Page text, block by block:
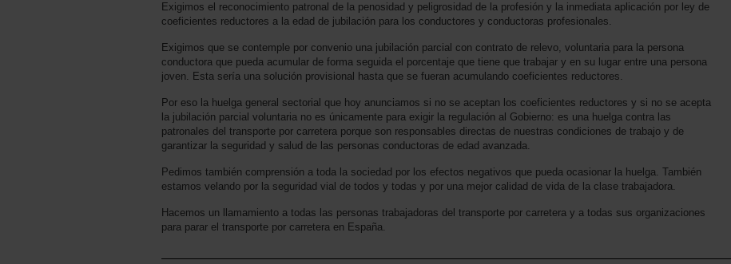
Exigimos el reconocimiento patronal de la penosidad y peligrosidad de la profesión y la inmediata aplicación por ley de
coeficientes reductores a la edad de jubilación para los conductores y conductoras profesionales.
Exigimos que se contemple por convenio una jubilación parcial con contrato de relevo, voluntaria para la persona
conductora que pueda acumular de forma seguida el porcentaje que tiene que trabajar y en su lugar entre una persona
joven. Esta sería una solución provisional hasta que se fueran acumulando coeficientes reductores.
Por eso la huelga general sectorial que hoy anunciamos si no se aceptan los coeficientes reductores y si no se acepta
la jubilación parcial voluntaria no es únicamente para exigir la regulación al Gobierno: es una huelga contra las
patronales del transporte por carretera porque son responsables directas de nuestras condiciones de trabajo y de
garantizar la seguridad y salud de las personas conductoras de edad avanzada.
Pedimos también comprensión a toda la sociedad por los efectos negativos que pueda ocasionar la huelga. También
estamos velando por la seguridad vial de todos y todas y por una mejor calidad de vida de la clase trabajadora.
Hacemos un llamamiento a todas las personas trabajadoras del transporte por carretera y a todas sus organizaciones
para parar el transporte por carretera en España.